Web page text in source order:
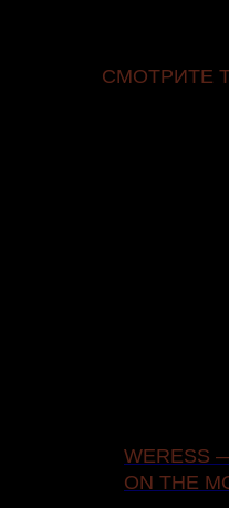
СМОТРИТЕ
WERESS
ON THE